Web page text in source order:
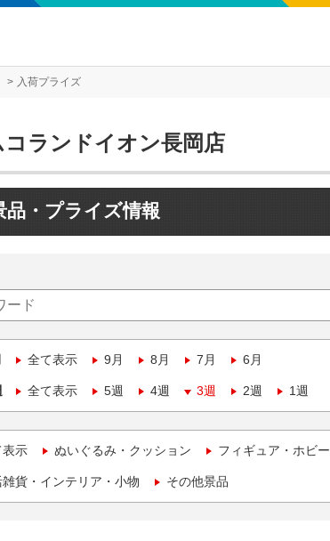
入荷プライズ
ランドイオン長岡店
品・プライズ情報
全て表示 9月 8月 7月 6月
全て表示 5週 4週 3週 2週 1週
表示 ぬいぐるみ・クッション フィギュア・ホビー
貨・インテリア・小物 その他景品